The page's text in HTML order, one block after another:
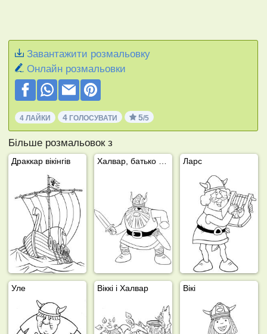
Завантажити розмальовку
Онлайн розмальовки
4 ЛАЙКИ 4 ГОЛОСУВАТИ 5/5
Більше розмальовок з
Драккар вікінгів Ларс
Уле Віккі і Халвар Вікі